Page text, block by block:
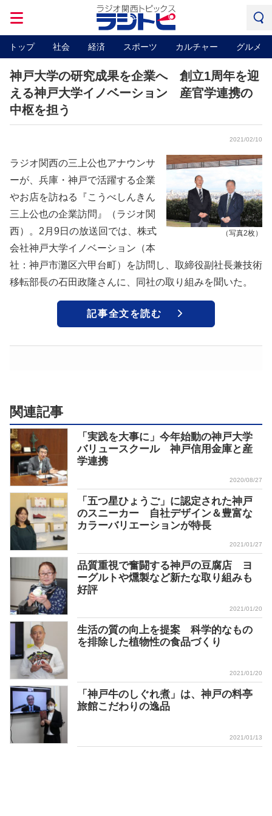
トップ 社会 経済 スポーツ カルチャー グルメ
神戸大学の研究成果を企業へ 創立1周年を迎
える神戸大学イノベーション 産官学連携の
中枢を担う
2021/02/10
（写真2枚）
ラジオ関西の三上公也アナウンサ
ーが、兵庫・神戸で活躍する企業
やお店を訪ねる『こうべしんきん
三上公也の企業訪問』（ラジオ関
西）。2月9日の放送回では、株式
会社神戸大学イノベーション（本
社：神戸市灘区六甲台町）を訪問し、取締役副社長兼技術
移転部長の石田政隆さんに、同社の取り組みを聞いた。
記事全文を読む
関連記事
「実践を大事に」今年始動の神戸大学
バリュースクール 神戸信用金庫と産
学連携
2020/08/27
「五つ星ひょうご」に認定された神戸
のスニーカー 自社デザイン＆豊富な
カラーバリエーションが特長
2021/01/27
品質重視で奮闘する神戸の豆腐店 ヨ
ーグルトや燻製など新たな取り組みも
好評
2021/01/20
生活の質の向上を提案 科学的なもの
を排除した植物性の食品づくり
2021/01/20
「神戸牛のしぐれ煮」は、神戸の料亭
旅館こだわりの逸品
2021/01/13